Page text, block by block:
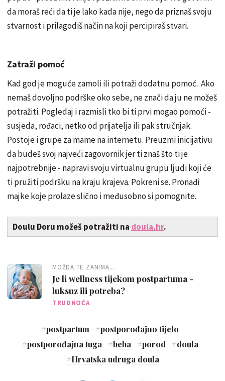
da moraš reći da ti je lako kada nije, nego da priznaš svoju
stvarnost i prilagodiš način na koji percipiraš stvari.
Zatraži pomoć
Kad god je moguće zamoli ili potraži dodatnu pomoć. Ako
nemaš dovoljno podrške oko sebe, ne znači da ju ne možeš
potražiti. Pogledaj i razmisli tko bi ti prvi mogao pomoći -
susjeda, rođaci, netko od prijatelja ili pak stručnjak.
Postoje i grupe za mame na internetu. Preuzmi inicijativu
da budeš svoj najveći zagovornik jer ti znaš što ti je
najpotrebnije - napravi svoju virtualnu grupu ljudi koji će
ti pružiti podršku na kraju krajeva. Pokreni se. Pronađi
majke koje prolaze slično i međusobno si pomognite.
Doulu Doru možeš potražiti na doula.hr.
MOŽDA TE ZANIMA...
Je li wellness tijekom postpartuma -
luksuz ili potreba?
TRUDNOĆA
#postpartum #postporođajno tijelo
#postporođajna tuga #beba #porod #doula
#Hrvatska udruga doula